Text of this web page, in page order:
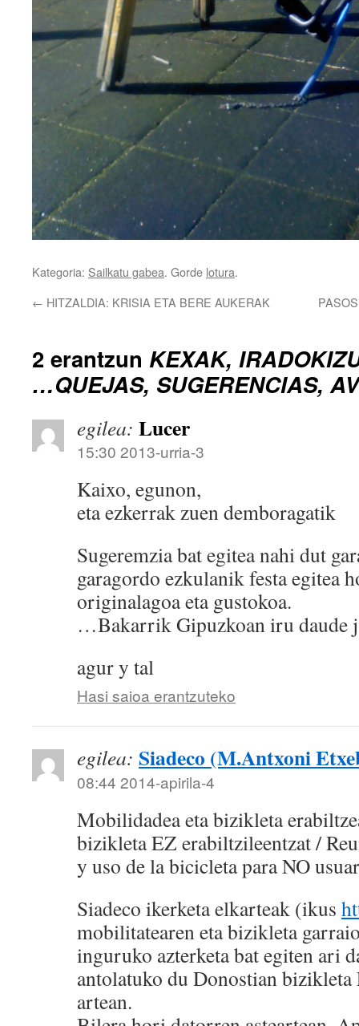
Kategoria: Sailkatu gabea. Gorde lotura.
← HITZALDIA: KRISIA ETA BERE AUKERAK
2 erantzun KEXAK,
…QUEJAS, SUGERENCIAS,
egilea: Lucer
15:30 2013-urria-3
Kaixo, egunon,
eta ezkerrak zuen demboragatik
Sugeremzia bat egitea nahi dut
garagordo ezkulanik festa egitea
originalagoa eta gustokoa.
…Bakarrik Gipuzkoan iru
agur y tal
Hasi saioa erantzuteko
egilea: Siadeco (M.Antxoni
08:44 2014-apirila-4
Mobilidadea eta bizikleta
bizikleta EZ erabiltzileentzat /
y uso de la bicicleta para NO
Siadeco ikerketa elkarteak (ikus
mobilitatearen eta bizikleta
inguruko azterketa bat egiten ari
antolatuko du Donostian
artean.